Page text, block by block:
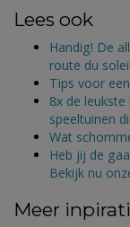
Lees ook
Handig! De
route du
Tips voor
8x de
speeltuinen
Wat
Heb jij de
Bekijk nu
Meer